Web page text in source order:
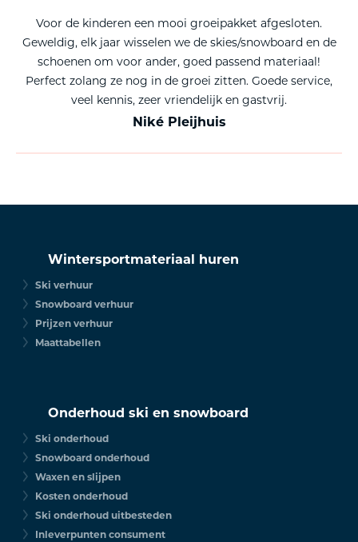
Voor de kinderen een mooi groeipakket afgesloten.
Geweldig, elk jaar wisselen we de skies/snowboard en de
schoenen om voor ander, goed passend materiaal!
Perfect zolang ze nog in de groei zitten. Goede service,
veel kennis, zeer vriendelijk en gastvrij.
Niké Pleijhuis
Wintersportmateriaal huren
Ski verhuur
Snowboard verhuur
Prijzen verhuur
Maattabellen
Onderhoud ski en snowboard
Ski onderhoud
Snowboard onderhoud
Waxen en slijpen
Kosten onderhoud
Ski onderhoud uitbesteden
Inleverpunten consument